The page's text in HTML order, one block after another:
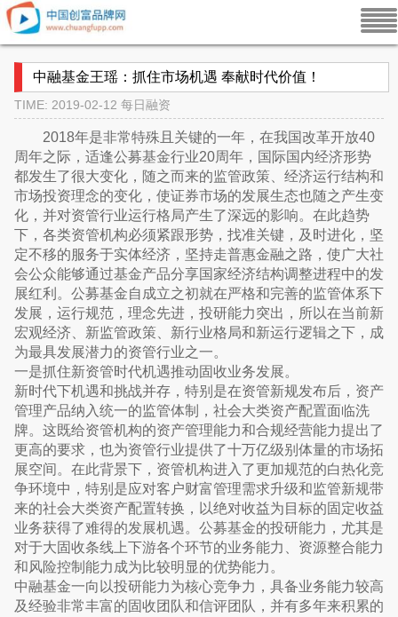
中融基金王瑶：抓住市场机遇 奉献时代价值！
TIME: 2019-02-12 每日融资
2018年是非常特殊且关键的一年，在我国改革开放40
周年之际，适逢公募基金行业20周年，国际国内经济形势
都发生了很大变化，随之而来的监管政策、经济运行结构和
市场投资理念的变化，使证券市场的发展生态也随之产生变
化，并对资管行业运行格局产生了深远的影响。在此趋势
下，各类资管机构必须紧跟形势，找准关键，及时进化，坚
定不移的服务于实体经济，坚持走普惠金融之路，使广大社
会公众能够通过基金产品分享国家经济结构调整进程中的发
展红利。公募基金自成立之初就在严格和完善的监管体系下
发展，运行规范，理念先进，投研能力突出，所以在当前新
宏观经济、新监管政策、新行业格局和新运行逻辑之下，成
为最具发展潜力的资管行业之一。
一是抓住新资管时代机遇推动固收业务发展。
新时代下机遇和挑战并存，特别是在资管新规发布后，资产
管理产品纳入统一的监管体制，社会大类资产配置面临洗
牌。这既给资管机构的资产管理能力和合规经营能力提出了
更高的要求，也为资管行业提供了十万亿级别体量的市场拓
展空间。在此背景下，资管机构进入了更加规范的白热化竞
争环境中，特别是应对客户财富管理需求升级和监管新规带
来的社会大类资产配置转换，以绝对收益为目标的固定收益
业务获得了难得的发展机遇。公募基金的投研能力，尤其是
对于大固收条线上下游各个环节的业务能力、资源整合能力
和风险控制能力成为比较明显的优势能力。
中融基金一向以投研能力为核心竞争力，具备业务能力较高
及经验非常丰富的固收团队和信评团队，并有多年来积累的